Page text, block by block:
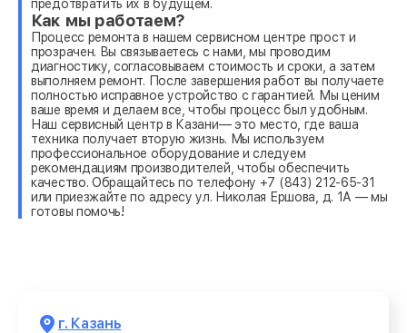
предотвратить их в будущем.
Как мы работаем?
Процесс ремонта в нашем сервисном центре прост и
прозрачен. Вы связываетесь с нами, мы проводим
диагностику, согласовываем стоимость и сроки, а затем
выполняем ремонт. После завершения работ вы получаете
полностью исправное устройство с гарантией. Мы ценим
ваше время и делаем все, чтобы процесс был удобным.
Наш сервисный центр в Казани— это место, где ваша
техника получает вторую жизнь. Мы используем
профессиональное оборудование и следуем
рекомендациям производителей, чтобы обеспечить
качество. Обращайтесь по телефону +7 (843) 212-65-31
или приезжайте по адресу ул. Николая Ершова, д. 1А — мы
готовы помочь!
г. Казань